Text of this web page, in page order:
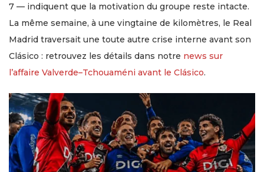
7 — indiquent que la motivation du groupe reste intacte.
La même semaine, à une vingtaine de kilomètres, le Real
Madrid traversait une toute autre crise interne avant son
Clásico : retrouvez les détails dans notre news sur
l’affaire Valverde–Tchouaméni avant le Clásico.